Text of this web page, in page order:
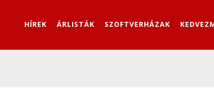
HÍREK ÁRLISTÁK SZOFTVERHÁZAK